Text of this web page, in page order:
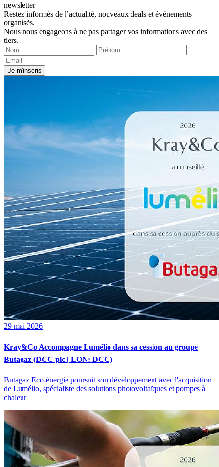
newsletter
Restez informés de l’actualité, nouveaux deals et événements
organisés.
Nous nous engageons à ne pas partager vos informations avec des
tiers.
Je m'inscris
29 mai 2026
Kray&Co Accompagne Lumélio dans sa cession au groupe
Butagaz (DCC plc | LON: DCC)
Butagaz Eco-énergie poursuit son développement avec l'acquisition
de Lumélio, spécialiste des solutions photovoltaïques et pompes à
chaleur